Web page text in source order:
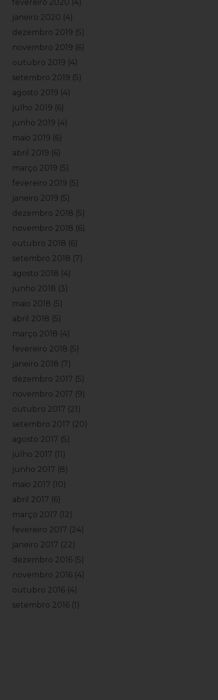
fevereiro 2020 (4)
janeiro 2020 (4)
dezembro 2019 (5)
novembro 2019 (6)
outubro 2019 (4)
setembro 2019 (5)
agosto 2019 (4)
julho 2019 (6)
junho 2019 (4)
maio 2019 (6)
abril 2019 (6)
março 2019 (5)
fevereiro 2019 (5)
janeiro 2019 (5)
dezembro 2018 (5)
novembro 2018 (6)
outubro 2018 (6)
setembro 2018 (7)
agosto 2018 (4)
junho 2018 (3)
maio 2018 (5)
abril 2018 (5)
março 2018 (4)
fevereiro 2018 (5)
janeiro 2018 (7)
dezembro 2017 (5)
novembro 2017 (9)
outubro 2017 (21)
setembro 2017 (20)
agosto 2017 (5)
julho 2017 (11)
junho 2017 (8)
maio 2017 (10)
abril 2017 (6)
março 2017 (12)
fevereiro 2017 (24)
janeiro 2017 (22)
dezembro 2016 (5)
novembro 2016 (4)
outubro 2016 (4)
setembro 2016 (1)